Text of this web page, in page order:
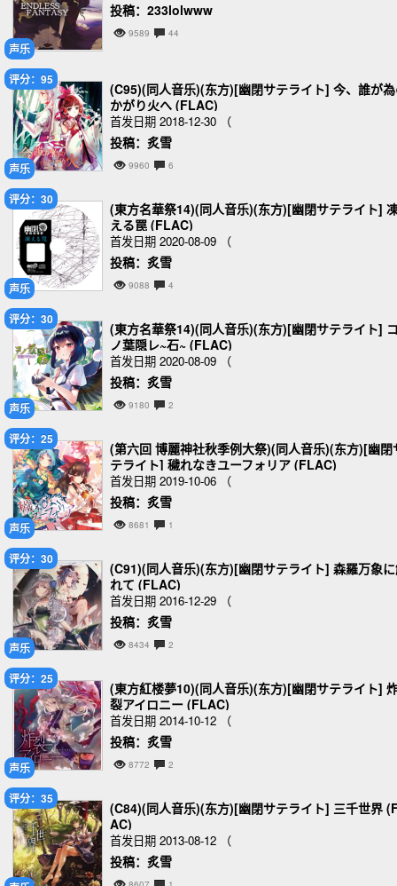
声乐
投稿：233lolwww
9589 44
声乐
评分：95
(C95)(同人音乐)(东方)[幽閉サテライト] 今、誰が
かがり火へ (FLAC)
首发日期 2018-12-30 （
投稿：炙雪
9960 6
声乐
评分：30
(東方名華祭14)(同人音乐)(东方)[幽閉サテライト]
える罠 (FLAC)
首发日期 2020-08-09 （
投稿：炙雪
9088 4
声乐
评分：30
(東方名華祭14)(同人音乐)(东方)[幽閉サテライト]
ノ葉隠レ~石~ (FLAC)
首发日期 2020-08-09 （
投稿：炙雪
9180 2
声乐
评分：25
(第六回 博麗神社秋季例大祭)(同人音乐)(东方)[幽閉
テライト] 穢れなきユーフォリア (FLAC)
首发日期 2019-10-06 （
投稿：炙雪
8681 1
声乐
评分：30
(C91)(同人音乐)(东方)[幽閉サテライト] 森羅万象
れて (FLAC)
首发日期 2016-12-29 （
投稿：炙雪
8434 2
声乐
评分：25
(東方紅楼夢10)(同人音乐)(东方)[幽閉サテライト]
裂アイロニー (FLAC)
首发日期 2014-10-12 （
投稿：炙雪
8772 2
评分：35
(C84)(同人音乐)(东方)[幽閉サテライト] 三千世界
AC)
首发日期 2013-08-12 （
投稿：炙雪